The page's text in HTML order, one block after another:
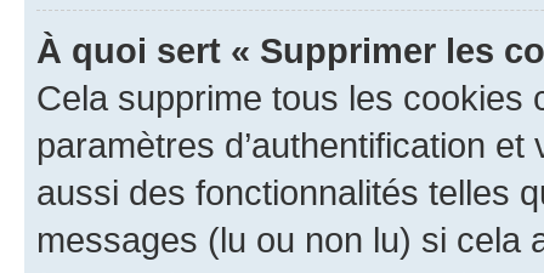
À quoi sert « Supprimer les
Cela supprime tous les cookies
paramètres d’authentification
aussi des fonctionnalités telles
messages (lu ou non lu) si cela